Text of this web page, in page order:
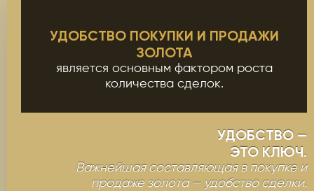
УДОБСТВО ПОКУПКИ И ПРОДАЖИ
ЗОЛОТА
является основным фактором роста
количества сделок.
УДОБСТВО —
ЭТО КЛЮЧ.
Важнейшая составляющая в покупке и
продаже золота — удобство сделки.